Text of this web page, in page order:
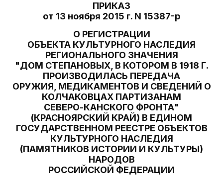
ПРИКАЗ
от 13 ноября 2015 г. N 15387-р
О РЕГИСТРАЦИИ
ОБЪЕКТА КУЛЬТУРНОГО НАСЛЕДИЯ
РЕГИОНАЛЬНОГО ЗНАЧЕНИЯ
"ДОМ СТЕПАНОВЫХ, В КОТОРОМ В 1918 Г.
ПРОИЗВОДИЛАСЬ ПЕРЕДАЧА
ОРУЖИЯ, МЕДИКАМЕНТОВ И СВЕДЕНИЙ О
КОЛЧАКОВЦАХ ПАРТИЗАНАМ
СЕВЕРО-КАНСКОГО ФРОНТА"
(КРАСНОЯРСКИЙ КРАЙ) В ЕДИНОМ
ГОСУДАРСТВЕННОМ РЕЕСТРЕ ОБЪЕКТОВ
КУЛЬТУРНОГО НАСЛЕДИЯ
(ПАМЯТНИКОВ ИСТОРИИ И КУЛЬТУРЫ)
НАРОДОВ
РОССИЙСКОЙ ФЕДЕРАЦИИ